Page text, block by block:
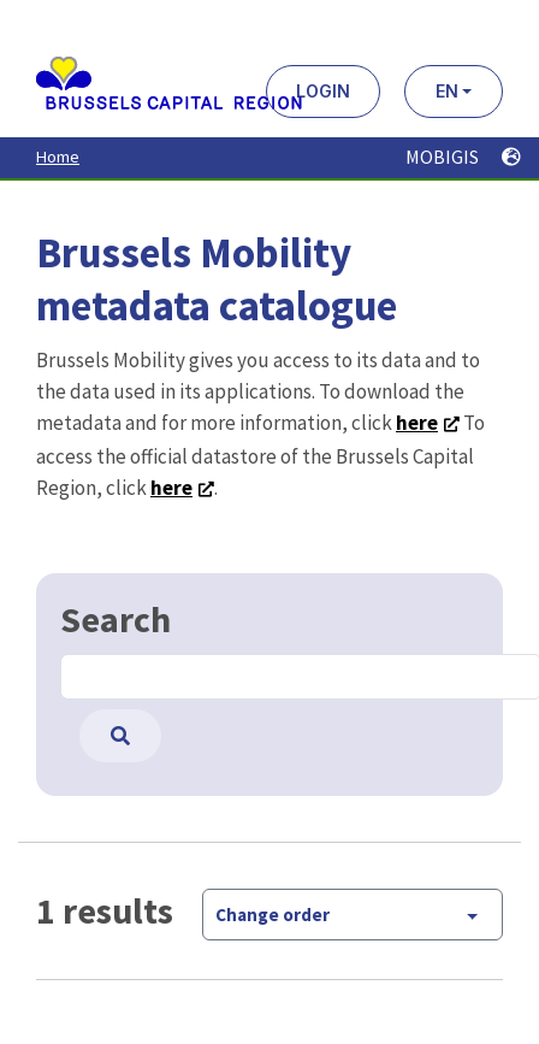
contenu
principal
LOGIN EN
Home MOBIGIS
Brussels Mobility
metadata catalogue
Brussels Mobility gives you access to its data and to
the data used in its applications. To download the
metadata and for more information, clickhere
To
access the official datastore of the Brussels Capital
Region, clickhere .
Search
1 results Change order